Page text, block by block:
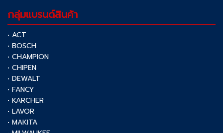
กลุ่มแบรนด์สินค้า
• ACT
• BOSCH
• CHAMPION
• CHIPEN
• DEWALT
• FANCY
• KARCHER
• LAVOR
• MAKITA